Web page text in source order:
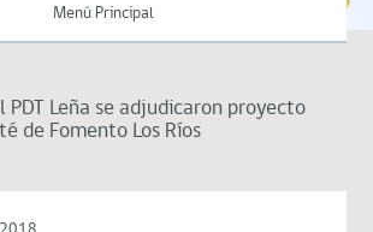
Menú Principal
PDT Leña se adjudicaron proyecto
de Fomento Los Ríos